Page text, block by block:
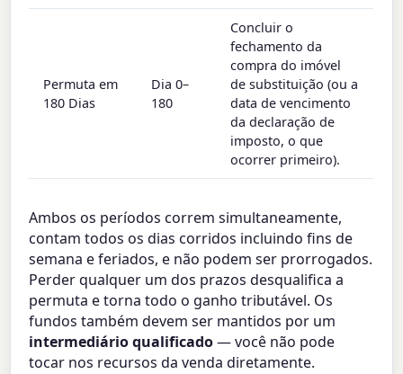
Permuta em
180 Dias
Dia 0–
180
Concluir o
fechamento da
compra do imóvel
de substituição (ou a
data de vencimento
da declaração de
imposto, o que
ocorrer primeiro).
Ambos os períodos correm simultaneamente,
contam todos os dias corridos incluindo fins de
semana e feriados, e não podem ser prorrogados.
Perder qualquer um dos prazos desqualifica a
permuta e torna todo o ganho tributável. Os
fundos também devem ser mantidos por um
intermediário qualificado— você não pode
tocar nos recursos da venda diretamente.